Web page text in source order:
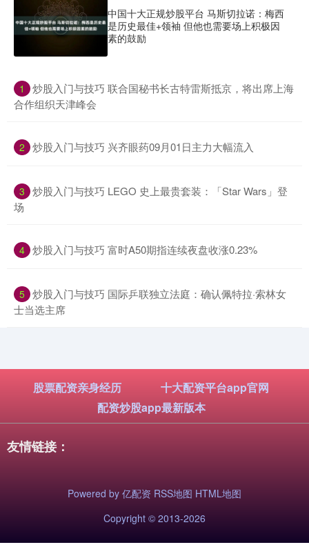
中国十大正规炒股平台 马斯切拉诺：梅西
是历史最佳+领袖 但他也需要场上积极因
素的鼓励
1
​炒股入门与技巧 联合国秘书长古特雷斯抵京，将出席上海
合作组织天津峰会
2 ​炒股入门与技巧 兴齐眼药09月01日主力大幅流入
3 ​炒股入门与技巧 LEGO 史上最贵套装：「Star Wars」登
场
4 ​炒股入门与技巧 富时A50期指连续夜盘收涨0.23%
5 ​炒股入门与技巧 国际乒联独立法庭：确认佩特拉·索林女
士当选主席
股票配资亲身经历
十大配资平台app官网
配资炒股app最新版本
友情链接：
Powered by 亿配资 RSS地图 HTML地图
Copyright © 2013-2026